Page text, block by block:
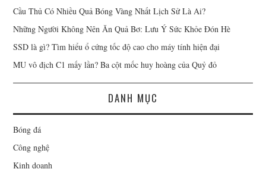
Cầu Thủ Có Nhiều Quả Bóng Vàng Nhất Lịch Sử Là Ai?
Những Người Không Nên Ăn Quả Bơ: Lưu Ý Sức Khỏe Đón Hè
SSD là gì? Tìm hiểu ổ cứng tốc độ cao cho máy tính hiện đại
MU vô địch C1 mấy lần? Ba cột mốc huy hoàng của Quỷ đỏ
DANH MỤC
Bóng đá
Công nghệ
Kinh doanh